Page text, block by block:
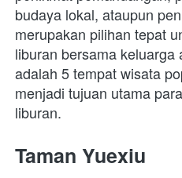
budaya lokal, ataupun
merupakan pilihan tepat
liburan bersama
adalah 5 tempat wisata
menjadi tujuan utama
liburan.
Taman Yuexiu